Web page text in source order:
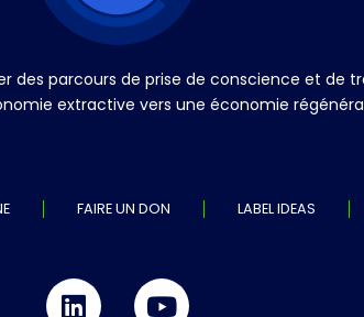
des parcours de prise de conscience et
extractive vers une économie
FAIRE UN DON LABEL IDEAS